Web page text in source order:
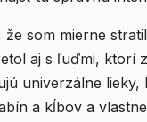
som mierne
aj s ľuďmi, ktorí
univerzálne
a kĺbov a